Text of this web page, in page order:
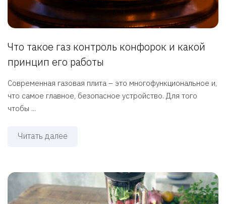
Что такое газ контроль конфорок и какой
принцип его работы
Современная газовая плита – это многофункциональное и,
что самое главное, безопасное устройство. Для того
чтобы ...
Читать далее